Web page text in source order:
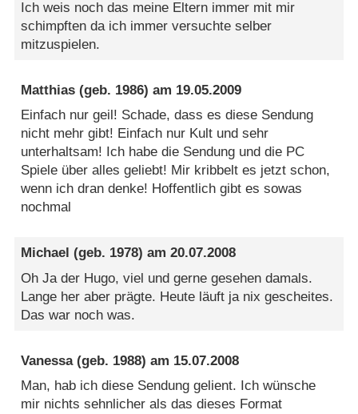
Ich weis noch das meine Eltern immer mit mir
schimpften da ich immer versuchte selber
mitzuspielen.
Matthias (geb. 1986) am 19.05.2009
Einfach nur geil! Schade, dass es diese Sendung
nicht mehr gibt! Einfach nur Kult und sehr
unterhaltsam! Ich habe die Sendung und die PC
Spiele über alles geliebt! Mir kribbelt es jetzt schon,
wenn ich dran denke! Hoffentlich gibt es sowas
nochmal
Michael (geb. 1978) am20.07.2008
Oh Ja der Hugo, viel und gerne gesehen damals.
Lange her aber prägte. Heute läuft ja nix gescheites.
Das war noch was.
Vanessa(geb. 1988) am 15.07.2008
Man, hab ich diese Sendung gelient. Ich wünsche
mir nichts sehnlicher als das dieses Format